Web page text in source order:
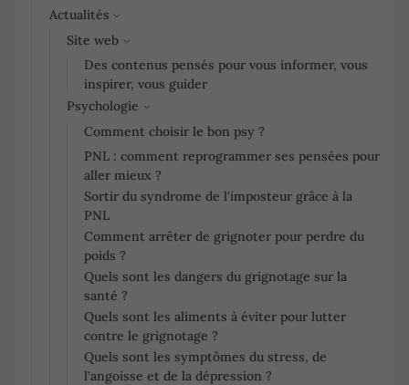
Actualités
Site web
Des contenus pensés pour vous informer, vous
inspirer, vous guider
Psychologie
Comment choisir le bon psy ?
PNL : comment reprogrammer ses pensées pour
aller mieux ?
Sortir du syndrome de l'imposteur grâce à la
PNL
Comment arrêter de grignoter pour perdre du
poids ?
Quels sont les dangers du grignotage sur la
santé ?
Quels sont les aliments à éviter pour lutter
contre le grignotage ?
Quels sont les symptômes du stress, de
l'angoisse et de la dépression ?